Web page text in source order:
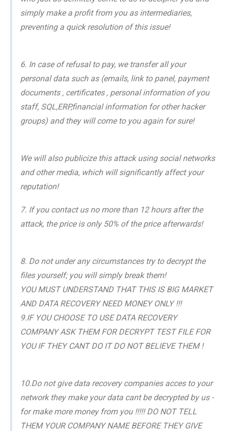
simply make a profit from you as intermediaries,
preventing a quick resolution of this issue!
6. In case of refusal to pay, we transfer all your
personal data such as (emails, link to panel, payment
documents , certificates , personal information of you
staff, SQL,ERP,financial information for other hacker
groups) and they will come to you again for sure!
We will also publicize this attack using social networks
and other media, which will significantly affect your
reputation!
7. If you contact us no more than 12 hours after the
attack, the price is only 50% of the price afterwards!
8. Do not under any circumstances try to decrypt the
files yourself; you will simply break them!
YOU MUST UNDERSTAND THAT THIS IS BIG MARKET
AND DATA RECOVERY NEED MONEY ONLY !!!
9.IF YOU CHOOSE TO USE DATA RECOVERY
COMPANY ASK THEM FOR DECRYPT TEST FILE FOR
YOU IF THEY CANT DO IT DO NOT BELIEVE THEM !
10.Do not give data recovery companies acces to your
network they make your data cant be decrypted by us -
for make more money from you !!!!! DO NOT TELL
THEM YOUR COMPANY NAME BEFORE THEY GIVE